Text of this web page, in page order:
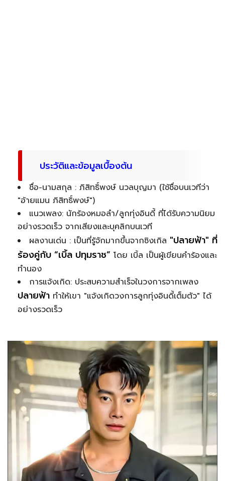
ประวัติและข้อมูลเบื้องต้น
ชื่อ-นามสกุล : ภิสิทธิ์พงษ์ นวลบุญมา (ใช้ชื่อบนเวทีว่า
"อ้ายแมน ภิสิทธิ์พงษ์")
แนวเพลง: นักร้องหมอลำ/ลูกทุ่งอินดี้ ที่ได้รับความนิยม
อย่างรวดเร็ว จากเสียงและบุคลิกบนเวที
ผลงานเด่น : เป็นที่รู้จักมากขึ้นจากซิงเกิล "ปลายฟ้า" ที่
ร้องคู่กับ “เบิ้ล ปทุมราช” โดย เบิ้ล เป็นผู้เขียนคำร้องและ
ทำนอง
การแจ้งเกิด: ประสบความสำเร็จในวงการจากเพลง
ปลายฟ้า ทำให้เขา "แจ้งเกิดวงการลูกทุ่งอินดี้เต็มตัว" ได้
อย่างรวดเร็ว